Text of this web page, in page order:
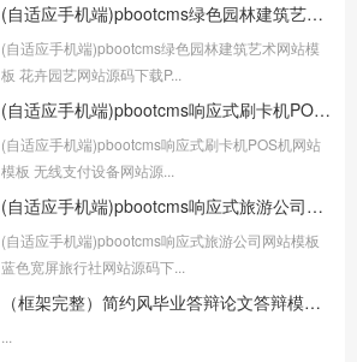
(自适应手机端)pbootcms绿色园林建筑艺术网站模板 花卉园艺网站源码下载
(自适应手机端)pbootcms绿色园林建筑艺术网站模
板 花卉园艺网站源码下载P...
(自适应手机端)pbootcms响应式刷卡机POS机网站模板 无线支付设备网站源码
(自适应手机端)pbootcms响应式刷卡机POS机网站
模板 无线支付设备网站源...
(自适应手机端)pbootcms响应式旅游公司网站模板 蓝色宽屏旅行社网站源码下载
(自适应手机端)pbootcms响应式旅游公司网站模板
蓝色宽屏旅行社网站源码下...
（框架完整）简约风毕业答辩论文答辩模板下载